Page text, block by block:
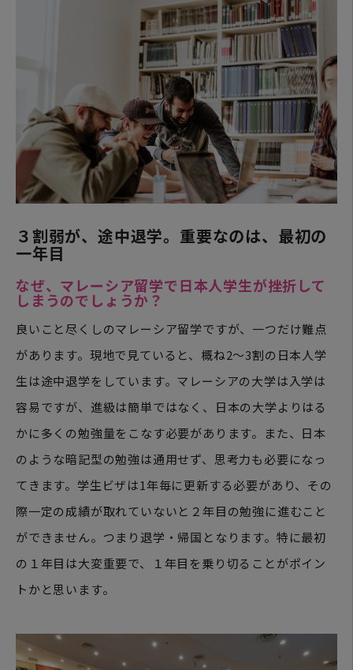
３割弱が、途中退学。重要なのは、最初の
一年目
なぜ、マレーシア留学で日本人学生が挫折して
しまうのでしょうか？
良いこと尽くしのマレーシア留学ですが、一つだけ難点
があります。現地で見ていると、概ね2〜3割の日本人学
生は途中退学をしています。マレーシアの大学は入学は
容易ですが、進級は簡単ではなく、日本の大学よりはる
かに多くの勉強量をこなす必要があります。また、日本
のような暗記型の勉強は通用せず、思考力も必要になっ
てきます。学生ビザは1年毎に更新する必要があり、その
際一定の成績が取れていないと２年目の勉強に進むこと
ができません。つまり退学・帰国となります。特に最初
の１年目は大変重要で、１年目を乗り切ることがポイン
トかと思います。